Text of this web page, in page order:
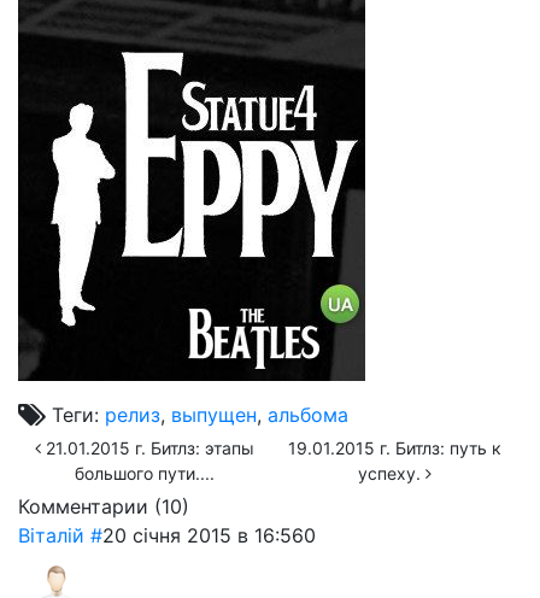
Теги: релиз, выпущен, альбома
21.01.2015 г. Битлз: этапы
большого пути....
19.01.2015 г. Битлз: путь к
успеху.
Комментарии (10)
Віталій #20 січня 2015 в 16:560